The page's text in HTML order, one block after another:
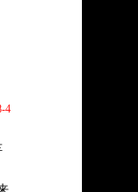
4